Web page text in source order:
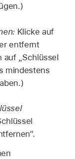
Klicke auf
entfernt
auf „Schlüssel
mindestens